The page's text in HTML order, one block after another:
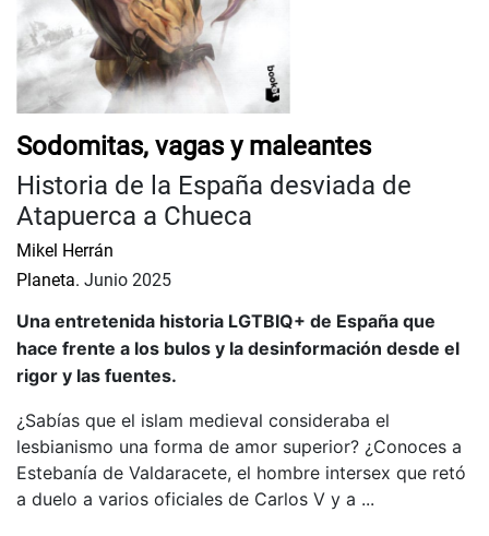
Sodomitas, vagas y maleantes
Historia de la España desviada de
Atapuerca a Chueca
Mikel Herrán
Planeta. Junio 2025
Una entretenida historia LGTBIQ+ de España que
hace frente a los bulos y la desinformación desde el
rigor y las fuentes.
¿Sabías que el islam medieval consideraba el
lesbianismo una forma de amor superior? ¿Conoces a
Estebanía de Valdaracete, el hombre intersex que retó
a duelo a varios oficiales de Carlos V y a ...